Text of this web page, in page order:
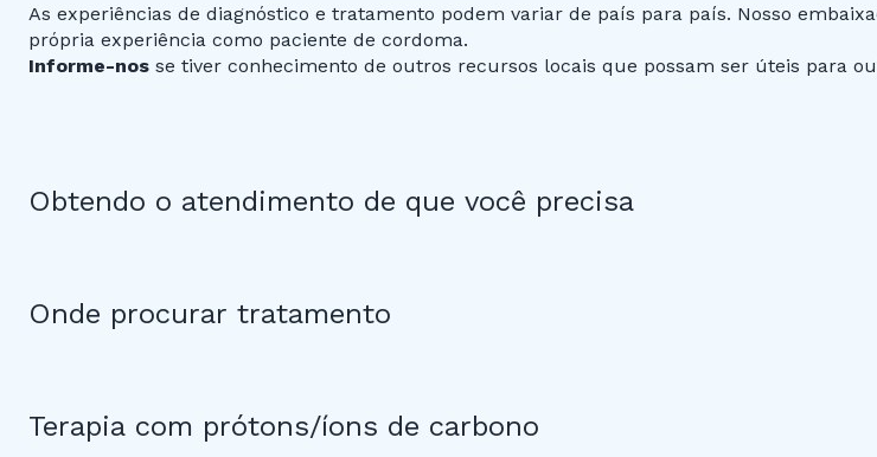
As experiências de diagnóstico e tratamento podem variar de país para país. Nosso
própria experiência como paciente de cordoma.
Informe-nos se tiver conhecimento de outros recursos locais que possam ser úteis para
Obtendo o atendimento de que você precisa
Onde procurar tratamento
Terapia com prótons/íons de carbono